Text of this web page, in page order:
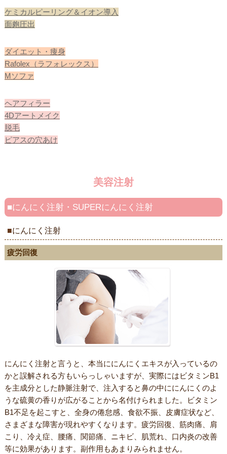
ケミカルピーリング＆イオン導入
面皰圧出
ダイエット・痩身
Rafolex（ラフォレックス）
Mソファ
ヘアフィラー
4Dアートメイク
脱毛
ピアスの穴あけ
美容注射
にんにく注射・SUPERにんにく注射
にんにく注射
疲労回復
にんにく注射と言うと、本当ににんにくエキスが入っているの
かと誤解される方もいらっしゃいますが、実際にはビタミンB1
を主成分とした静脈注射で、注入すると鼻の中ににんにくのよ
うな硫黄の香りが広がることから名付けられました。ビタミン
B1不足を起こすと、全身の倦怠感、食欲不振、皮膚症状など、
さまざまな障害が現れやすくなります。疲労回復、筋肉痛、肩
こり、冷え症、腰痛、関節痛、ニキビ、肌荒れ、口内炎の改善
等に効果があります。副作用もあまりみられません。